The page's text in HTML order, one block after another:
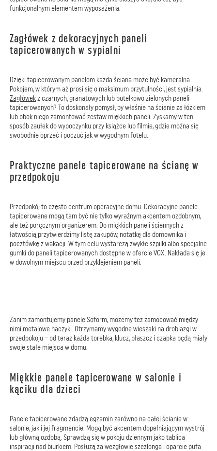
funkcjonalnym elementem wyposażenia.
Zagłówek z dekoracyjnych paneli
tapicerowanych w sypialni
Dzięki tapicerowanym panelom każda ściana może być kameralna.
Pokojem, w którym aż prosi się o maksimum przytulności, jest sypialnia.
Zagłówekz czarnych, granatowych lub butelkowo zielonych paneli
tapicerowanych? To doskonały pomysł, by właśnie na ścianie za łóżkiem
lub obok niego zamontować zestaw miękkich paneli. Zyskamy w ten
sposób zaułek do wypoczynku przy książce lub filmie, gdzie można się
swobodnie oprzeć i poczuć jak w wygodnym fotelu.
Praktyczne panele tapicerowane na ścianę w
przedpokoju
Przedpokój to często centrum operacyjne domu. Dekoracyjne panele
tapicerowane mogą tam być nie tylko wyraźnym akcentem ozdobnym,
ale też poręcznym organizerem. Do miękkich paneli ściennych z
łatwością przytwierdzimy listę zakupów, notatkę dla domownika i
pocztówkę z wakacji. W tym celu wystarczą zwykłe szpilki albo specjalne
gumki do paneli tapicerowanych dostępne w ofercie VOX. Nakłada się je
w dowolnym miejscu przed przyklejeniem paneli.
Zanim zamontujemy panele Soform, możemy też zamocować między
nimi metalowe haczyki. Otrzymamy wygodne wieszaki na drobiazgi w
przedpokoju – od teraz każda torebka, klucz, płaszcz i czapka będą miały
swoje stałe miejsca w domu.
Miękkie panele tapicerowane w salonie i
kąciku dla dzieci
Panele tapicerowane zdadzą egzamin zarówno na całej ścianie w
salonie, jak i jej fragmencie. Mogą być akcentem dopełniającym wystrój
lub główną ozdobą. Sprawdzą się w pokoju dziennym jako tablica
inspiracji nad biurkiem. Posłużą za wezgłowie szezlonga i oparcie pufa